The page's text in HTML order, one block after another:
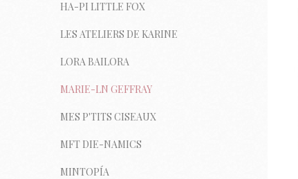
HA-PI LITTLE FOX
LES ATELIERS DE KARINE
LORA BAILORA
MARIE-LN GEFFRAY
MES P'TITS CISEAUX
MFT DIE-NAMICS
MINTOPÍA